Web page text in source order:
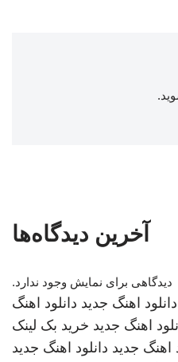
.
آخرین دیدگاه‌ها
دیدگاهی برای نمایش وجود ندارد.
دانلود اهنگ جدید دانلود اهنگ
اهنگ جدید خرید بک لینک
اهنگ جدید دانلود اهنگ جدید